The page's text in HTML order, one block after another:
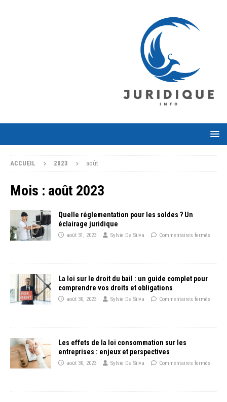
ACCUEIL 2023 août
Mois : août 2023
Quelle réglementation pour les soldes ? Un
éclairage juridique
août 31, 2023 Sylvie Da Silva Commentaires fermés
La loi sur le droit du bail : un guide complet pour
comprendre vos droits et obligations
août 30, 2023 Sylvie Da Silva Commentaires fermés
Les effets de la loi consommation sur les
entreprises : enjeux et perspectives
août 30, 2023 Sylvie Da Silva Commentaires fermés